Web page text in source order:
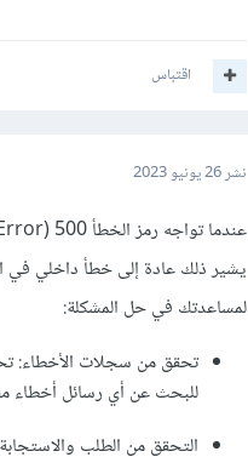
اقتباس
نشر26 يونيو 2023
يشير ذلك عادة إلى خطأ داخلي في
لمساعدتك في حل المشكلة:
تحقق من سجلات الأخطاء:
للبحث عن أي رسائل أخطاء